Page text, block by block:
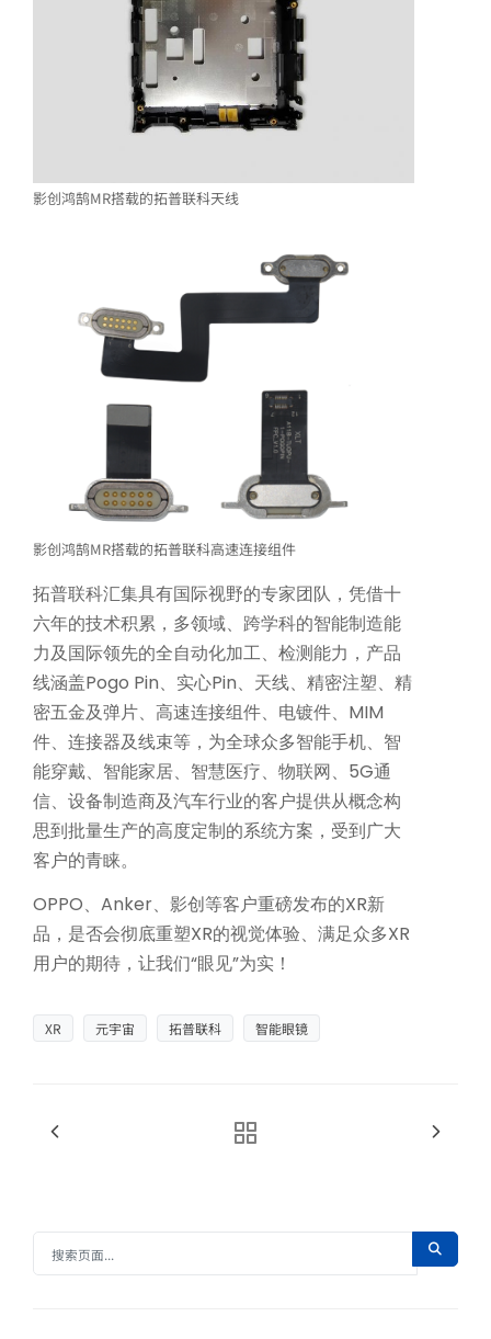
影创鸿鹄MR搭载的拓普联科天线
影创鸿鹄MR搭载的拓普联科高速连接组件
拓普联科汇集具有国际视野的专家团队，凭借十
六年的技术积累，多领域、跨学科的智能制造能
力及国际领先的全自动化加工、检测能力，产品
线涵盖Pogo Pin、实心Pin、天线、精密注塑、精
密五金及弹片、高速连接组件、电镀件、MIM
件、连接器及线束等，为全球众多智能手机、智
能穿戴、智能家居、智慧医疗、物联网、5G通
信、设备制造商及汽车行业的客户提供从概念构
思到批量生产的高度定制的系统方案，受到广大
客户的青睐。
OPPO、Anker、影创等客户重磅发布的XR新
品，是否会彻底重塑XR的视觉体验、满足众多XR
用户的期待，让我们“眼见”为实！
XR 元宇宙 拓普联科 智能眼镜